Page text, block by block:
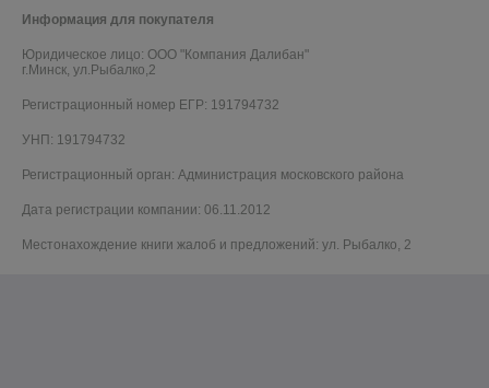
Информация для покупателя
Юридическое лицо: ООО "Компания Далибан"
г.Минск, ул.Рыбалко,2
Регистрационный номер ЕГР: 191794732
УНП: 191794732
Регистрационный орган: Администрация московского района
Дата регистрации компании: 06.11.2012
Местонахождение книги жалоб и предложений: ул. Рыбалко, 2